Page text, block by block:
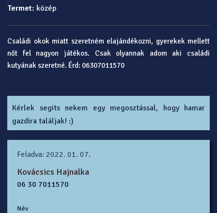
Termet: közép
Családi okok miatt szeretném elajándékozni, gyerekek mellett
nőt fel nagyon játékos. Csak olyannak adom aki családi
kutyának szeretné. Érd: 06307011570
Kérlek segits nekem egy megosztással, hogy hamar
gazdira találjak! :)
Feladva: 2022. 01. 07.
Kovácsics Hajnalka
06 30 7011570
Név